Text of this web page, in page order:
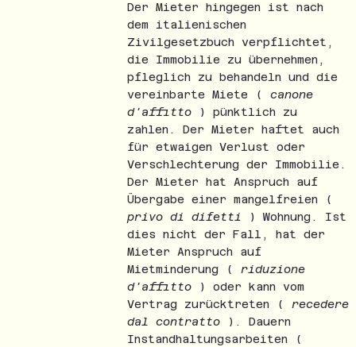
Der Mieter hingegen ist nach
dem italienischen
Zivilgesetzbuch verpflichtet,
die Immobilie zu übernehmen,
pfleglich zu behandeln und die
vereinbarte Miete ( canone
d'affitto) pünktlich zu
zahlen. Der Mieter haftet auch
für etwaigen Verlust oder
Verschlechterung der Immobilie.
Der Mieter hat Anspruch auf
Übergabe einer mangelfreien (
privo di difetti
) Wohnung. Ist
dies nicht der Fall, hat der
Mieter Anspruch auf
Mietminderung ( riduzione
d'affitto) oder kann vom
Vertrag zurücktreten ( recedere
dal contratto). Dauern
Instandhaltungsarbeiten (